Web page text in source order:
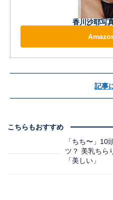
香川沙耶写
記事
こちらもおすすめ
「ちち〜」10
ツ？ 美乳ちら
「美しい」